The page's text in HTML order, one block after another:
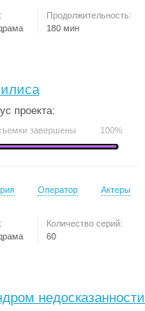
Продолжительность:
180 мин
проекта:
завершены 100%
Оператор Актеры
Количество серий:
60
недосказанности